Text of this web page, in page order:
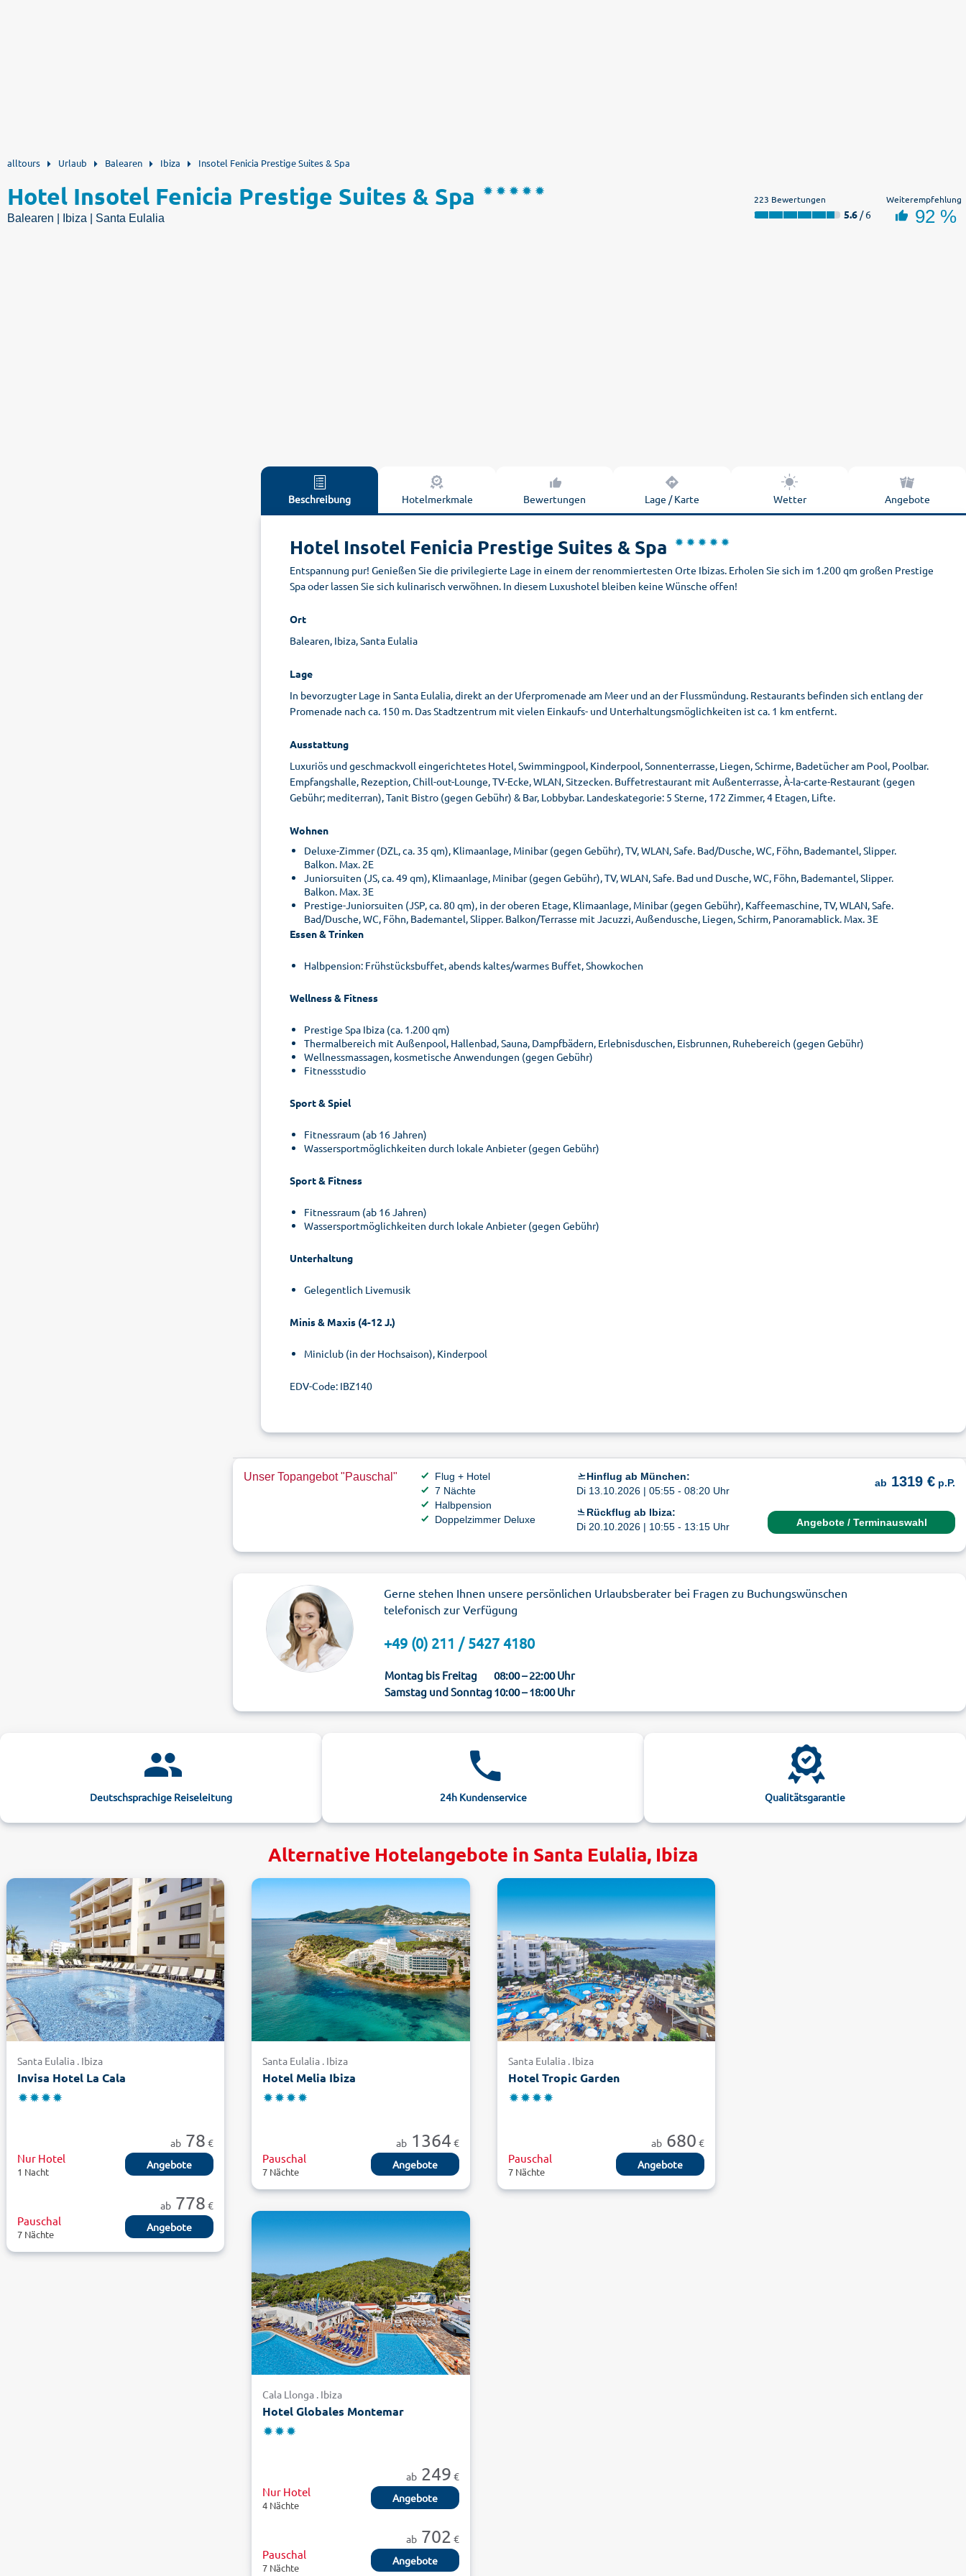
alltours Urlaub Balearen Ibiza Insotel Fenicia Prestige Suites & Spa
Hotel Insotel Fenicia Prestige Suites & Spa
Balearen | Ibiza | Santa Eulalia
223 Bewertungen
5.6 / 6
Weiterempfehlung
92 %
Beschreibung Hotelmerkmale Bewertungen Lage / Karte Wetter Angebote
Hotel Insotel Fenicia Prestige Suites & Spa
Entspannung pur! Genießen Sie die privilegierte Lage in einem der renommiertesten Orte Ibizas. Erholen Sie sich im 1.200 qm großen Prestige
Spa oder lassen Sie sich kulinarisch verwöhnen. In diesem Luxushotel bleiben keine Wünsche offen!
Ort
Balearen, Ibiza, Santa Eulalia
Lage
In bevorzugter Lage in Santa Eulalia, direkt an der Uferpromenade am Meer und an der Flussmündung. Restaurants befinden sich entlang der
Promenade nach ca. 150 m. Das Stadtzentrum mit vielen Einkaufs- und Unterhaltungsmöglichkeiten ist ca. 1 km entfernt.
Ausstattung
Luxuriös und geschmackvoll eingerichtetes Hotel, Swimmingpool, Kinderpool, Sonnenterrasse, Liegen, Schirme, Badetücher am Pool, Poolbar.
Empfangshalle, Rezeption, Chill-out-Lounge, TV-Ecke, WLAN, Sitzecken. Buffetrestaurant mit Außenterrasse, À-la-carte-Restaurant (gegen
Gebühr; mediterran), Tanit Bistro (gegen Gebühr) & Bar, Lobbybar. Landeskategorie: 5 Sterne, 172 Zimmer, 4 Etagen, Lifte.
Wohnen
Deluxe-Zimmer (DZL, ca. 35 qm), Klimaanlage, Minibar (gegen Gebühr), TV, WLAN, Safe. Bad/Dusche, WC, Föhn, Bademantel, Slipper.
Balkon. Max. 2E
Juniorsuiten (JS, ca. 49 qm), Klimaanlage, Minibar (gegen Gebühr), TV, WLAN, Safe. Bad und Dusche, WC, Föhn, Bademantel, Slipper.
Balkon. Max. 3E
Prestige-Juniorsuiten (JSP, ca. 80 qm), in der oberen Etage, Klimaanlage, Minibar (gegen Gebühr), Kaffeemaschine, TV, WLAN, Safe.
Bad/Dusche, WC, Föhn, Bademantel, Slipper. Balkon/Terrasse mit Jacuzzi, Außendusche, Liegen, Schirm, Panoramablick. Max. 3E
Essen & Trinken
Halbpension: Frühstücksbuffet, abends kaltes/warmes Buffet, Showkochen
Wellness & Fitness
Prestige Spa Ibiza (ca. 1.200 qm)
Thermalbereich mit Außenpool, Hallenbad, Sauna, Dampfbädern, Erlebnisduschen, Eisbrunnen, Ruhebereich (gegen Gebühr)
Wellnessmassagen, kosmetische Anwendungen (gegen Gebühr)
Fitnessstudio
Sport & Spiel
Fitnessraum (ab 16 Jahren)
Wassersportmöglichkeiten durch lokale Anbieter (gegen Gebühr)
Sport & Fitness
Fitnessraum (ab 16 Jahren)
Wassersportmöglichkeiten durch lokale Anbieter (gegen Gebühr)
Unterhaltung
Gelegentlich Livemusik
Minis & Maxis (4-12 J.)
Miniclub (in der Hochsaison), Kinderpool
EDV-Code: IBZ140
Unser Topangebot "Pauschal"
Flug + Hotel
7 Nächte
Halbpension
Doppelzimmer Deluxe
Hinflug ab München:
Di 13.10.2026 | 05:55 - 08:20 Uhr
Rückflug ab Ibiza:
Di 20.10.2026 | 10:55 - 13:15 Uhr
ab 1319 € p.P.
Angebote / Terminauswahl
Gerne stehen Ihnen unsere persönlichen Urlaubsberater bei Fragen zu Buchungswünschen
telefonisch zur Verfügung
+49 (0) 211 / 5427 4180
Montag bis Freitag
08:00 – 22:00 Uhr
Samstag und Sonntag10:00 – 18:00 Uhr
Deutschsprachige Reiseleitung 24h Kundenservice Qualitätsgarantie
Alternative Hotelangebote in Santa Eulalia, Ibiza
Santa Eulalia . Ibiza
Invisa Hotel La Cala
ab 78 €
Nur Hotel
1 Nacht
Angebote
ab 778 €
Pauschal
7 Nächte
Angebote
Santa Eulalia . Ibiza
Hotel Melia Ibiza
ab1364 €
Pauschal
7 Nächte
Angebote
Santa Eulalia . Ibiza
Hotel Tropic Garden
ab 680 €
Pauschal
7 Nächte
Angebote
Cala Llonga . Ibiza
Hotel Globales Montemar
ab249 €
Nur Hotel
4 Nächte
Angebote
ab702 €
Pauschal
7 Nächte
Angebote